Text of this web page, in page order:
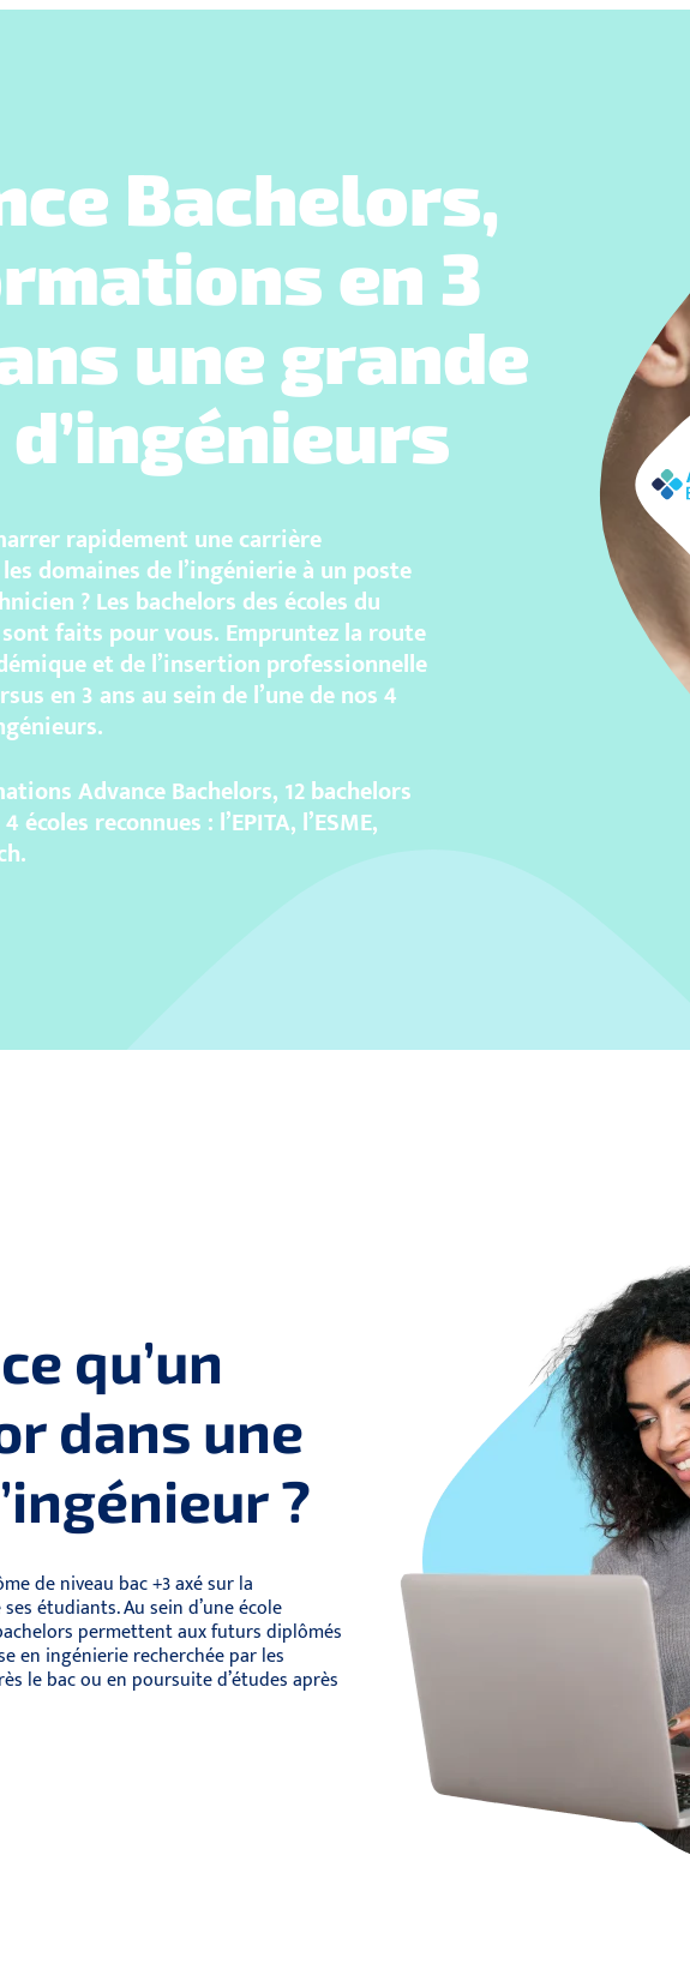
Bachelors,
en 3
une grande
rapidement une carrière
domaines de l’ingénierie à un poste
? Les bachelors des écoles du
sont faits pour vous. Empruntez la route
et de l’insertion professionnelle
en 3 ans au sein de l’une de nos 4
Advance Bachelors, 12 bachelors
reconnues : l’EPITA, l’ESME,
qu’un
dans une
?
de niveau bac +3 axé sur la
étudiants. Au sein d’une école
permettent aux futurs diplômés
en ingénierie recherchée par les
le bac ou en poursuite d’études après